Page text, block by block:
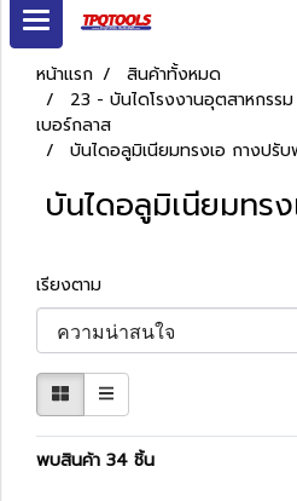
หน้าแรก
สินค้าทั้งหมด
23 - บันไดโรงงานอุตสาหกรร
เบอร์กลาส
บันไดอลูมิเนียมทรงเอ กางปรั
บันไดอลูมิเนียมทร
เรียงตาม
พบสินค้า 34 ชิ้น